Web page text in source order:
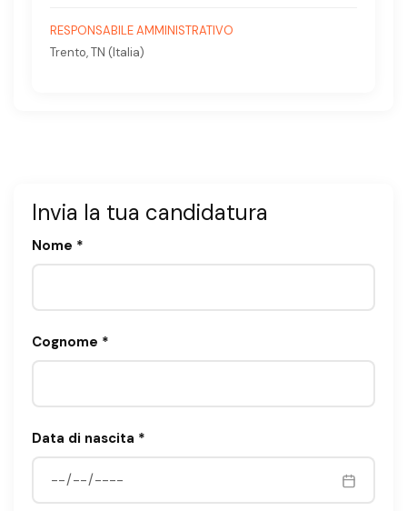
RESPONSABILE AMMINISTRATIVO
Trento, TN (Italia)
Invia la tua candidatura
Nome *
Cognome *
Data di nascita *